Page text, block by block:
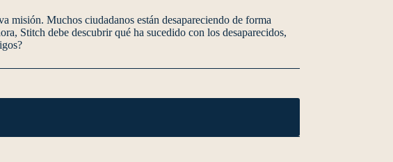
misión. Muchos ciudadanos están desapareciendo de forma
Stitch debe descubrir qué ha sucedido con los desaparecidos,